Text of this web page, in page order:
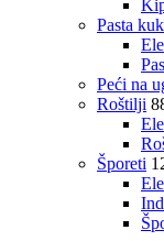
Pasta
Peći na
Roštilji
Šporeti